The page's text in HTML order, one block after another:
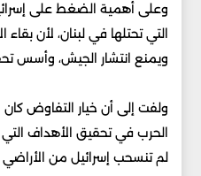
وعلى أهمية الضغط على
التي تحتلها في لبنان، لأن
ويمنع انتشار الجيش، وأسس
ولفت إلى أن خيار التفاوض
الحرب في تحقيق الأهداف التي
لم تنسحب إسرائيل من الأراضي